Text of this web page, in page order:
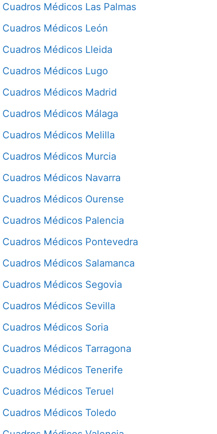
Cuadros Médicos Las Palmas
Cuadros Médicos León
Cuadros Médicos Lleida
Cuadros Médicos Lugo
Cuadros Médicos Madrid
Cuadros Médicos Málaga
Cuadros Médicos Melilla
Cuadros Médicos Murcia
Cuadros Médicos Navarra
Cuadros Médicos Ourense
Cuadros Médicos Palencia
Cuadros Médicos Pontevedra
Cuadros Médicos Salamanca
Cuadros Médicos Segovia
Cuadros Médicos Sevilla
Cuadros Médicos Soria
Cuadros Médicos Tarragona
Cuadros Médicos Tenerife
Cuadros Médicos Teruel
Cuadros Médicos Toledo